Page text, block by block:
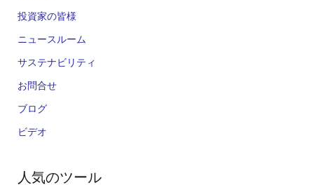
投資家の皆様
ニュースルーム
サステナビリティ
お問合せ
ブログ
ビデオ
人気のツール